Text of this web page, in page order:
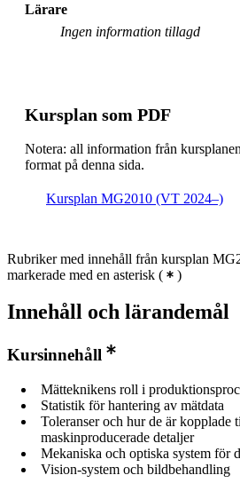
Lärare
Ingen information tillagd
Kursplan som PDF
Notera: all information från
format på denna sida.
Kursplan MG2010 (VT 2024–)
Rubriker med innehåll från kursplan
markerade med en asterisk ( )
Innehåll och lärandemål
Kursinnehåll
Mätteknikens roll i
Statistik för hantering av mätdata
Toleranser och hur de är kopplade
maskinproducerade detaljer
Mekaniska och optiska system för
Vision-system och bildbehandling